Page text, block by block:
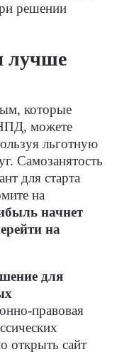
решении
лучше
которые
можете
льготную
Самозанятость
для старта
на
начнет
на
для
правовая
открыть сайт